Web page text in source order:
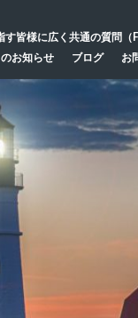
皆様に広く共通の質問（
お知らせ
ブログ お